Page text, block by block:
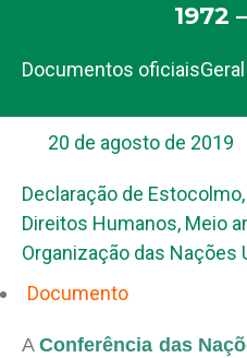
1972
Documentos oficiaisGeral
20 de agosto de 2019
Declaração de Estocolmo,
Direitos Humanos, Meio
Organização das Nações
Documento
AConferência das